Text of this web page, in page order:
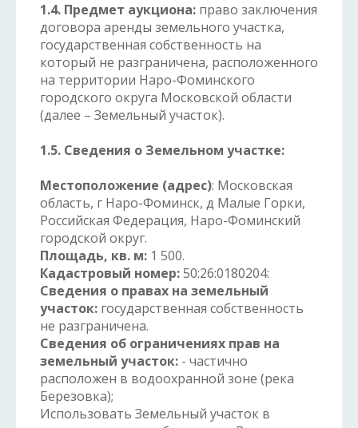
1.4. Предмет аукциона: право заключения
договора аренды земельного участка,
государственная собственность на
который не разграничена, расположенного
на территории Наро-Фоминского
городского округа Московской области
(далее – Земельный участок).
1.5. Сведения о Земельном участке:
Местоположение (адрес): Московская
область, г Наро-Фоминск, д Малые Горки,
Российская Федерация, Наро-Фоминский
городской округ.
Площадь, кв. м: 1 500.
Кадастровый номер:50:26:0180204:
Сведения о правах на земельный
участок: государственная собственность
не разграничена.
Сведения об ограничениях прав на
земельный участок: - частично
расположен в водоохранной зоне (река
Березовка);
Использовать Земельный участок в